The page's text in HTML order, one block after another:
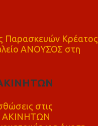
Παρασκευών Κρέατος
ΑΝΟΥΣΟΣ στη
στις
ΑΚΙΝΗΤΩΝ